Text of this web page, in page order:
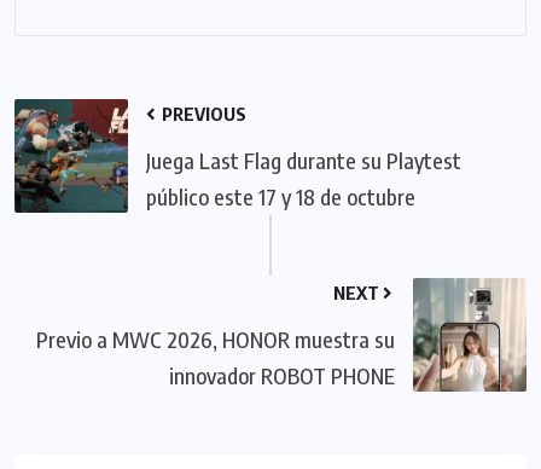
PREVIOUS
Juega Last Flag durante su Playtest
público este 17 y 18 de octubre
NEXT
Previo a MWC 2026, HONOR muestra su
innovador ROBOT PHONE